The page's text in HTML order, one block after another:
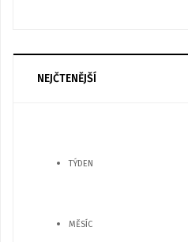
NEJČTENĚJŠÍ
TÝDEN
MĚSÍC